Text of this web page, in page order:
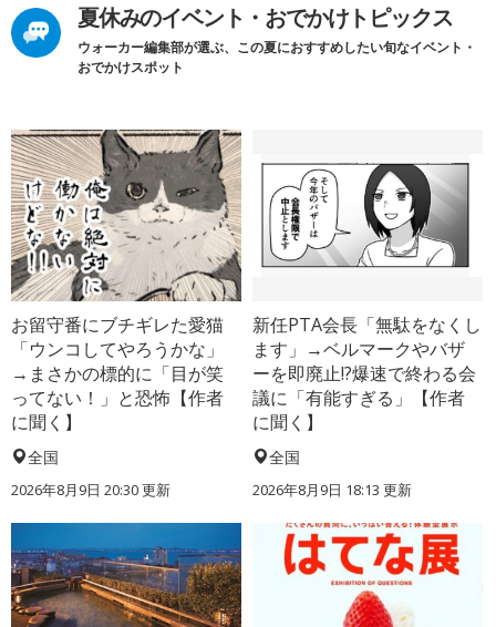
夏休みのイベント・おでかけトピックス
ウォーカー編集部が選ぶ、この夏におすすめしたい旬なイベント・
おでかけスポット
お留守番にブチギレた愛猫
「ウンコしてやろうかな」
→まさかの標的に「目が笑
ってない！」と恐怖【作者
に聞く】
全国
2026年8月9日 20:30更新
新任PTA会長「無駄をなくし
ます」→ベルマークやバザ
ーを即廃止!?爆速で終わる会
議に「有能すぎる」【作者
に聞く】
全国
2026年8月9日 18:13 更新